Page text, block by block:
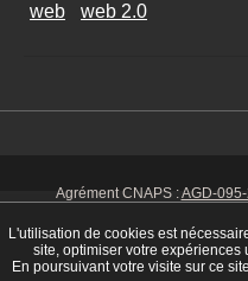
web
web 2.0
Agrément CNAPS :AGD-
925 00038 - Code NAF 8030
L'utilisation de cookies est
site, optimiser votre
En poursuivant votre visite sur ce